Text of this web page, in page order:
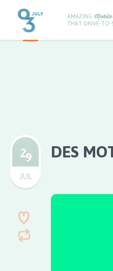
AMAZING Mobile
THAT DRIVE-TO-
DES
29
JUL